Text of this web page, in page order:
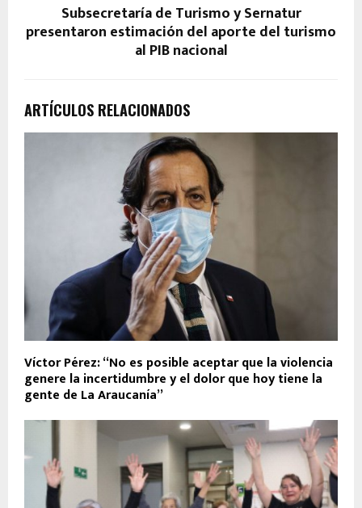
Subsecretaría de Turismo y Sernatur
presentaron estimación del aporte del turismo
al PIB nacional
ARTÍCULOS RELACIONADOS
Víctor Pérez: “No es posible aceptar que la violencia
genere la incertidumbre y el dolor que hoy tiene la
gente de La Araucanía”